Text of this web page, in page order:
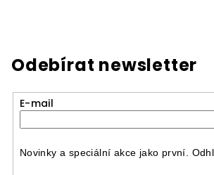
Odebírat newsletter
E-mail
Novinky a speciální akce jako první.